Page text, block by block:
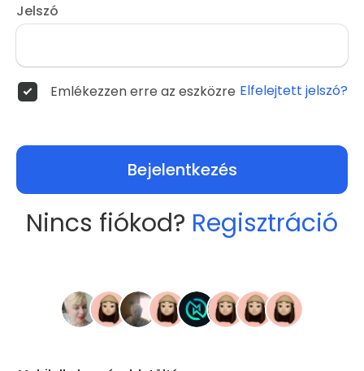
Jelszó
Emlékezzen erre az eszközre Elfelejtett jelszó?
Bejelentkezés
Nincs fiókod? Regisztráció